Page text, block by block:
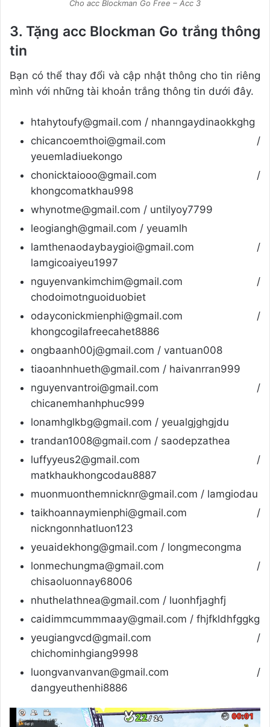
Cho acc Blockman Go Free – Acc 3
3. Tặng acc Blockman Go trắng thông
tin
Bạn có thể thay đổi và cập nhật thông cho tin riêng
mình với những tài khoản trắng thông tin dưới đây.
htahytoufy@gmail.com / nhanngaydinaokkghg
chicancoemthoi@gmail.com /
yeuemladiuekongo
chonicktaiooo@gmail.com /
khongcomatkhau998
whynotme@gmail.com / untilyoy7799
leogiangh@gmail.com / yeuamlh
lamthenaodaybaygioi@gmail.com /
lamgicoaiyeu1997
nguyenvankimchim@gmail.com /
chodoimotnguoiduobiet
odayconickmienphi@gmail.com /
khongcogilafreecahet8886
ongbaanh00j@gmail.com / vantuan008
tiaoanhnhueth@gmail.com / haivanrran999
nguyenvantroi@gmail.com /
chicanemhanhphuc999
lonamhglkbg@gmail.com / yeualgjghgjdu
trandan1008@gmail.com / saodepzathea
luffyyeus2@gmail.com /
matkhaukhongcodau8887
muonmuonthemnicknr@gmail.com / lamgiodau
taikhoannaymienphi@gmail.com /
nickngonnhatluon123
yeuaidekhong@gmail.com / longmecongma
lonmechungma@gmail.com /
chisaoluonnay68006
nhuthelathnea@gmail.com / luonhfjaghfj
caidimmcummmaay@gmail.com / fhjfkldhfggkg
yeugiangvcd@gmail.com /
chichominhgiang9998
luongvanvanvan@gmail.com /
dangyeuthenhi8886